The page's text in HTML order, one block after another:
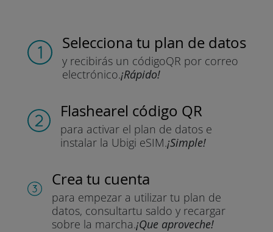
Selecciona tu plan de datos
y recibirás un códigoQR por correo
electrónico.¡Rápido!
Flashearel código QR
para activar el plan de datos e
instalar la Ubigi eSIM.¡Simple!
Crea tu cuenta
para empezar a utilizar tu plan de
datos, consultartu saldo y recargar
sobre la marcha.¡Que aproveche!